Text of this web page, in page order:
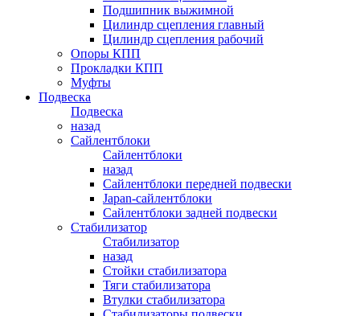
Подшипник выжимной
Цилиндр сцепления главный
Цилиндр сцепления рабочий
Опоры КПП
Прокладки КПП
Муфты
Подвеска
Подвеска
назад
Сайлентблоки
Сайлентблоки
назад
Сайлентблоки передней подвески
Japan-сайлентблоки
Сайлентблоки задней подвески
Стабилизатор
Стабилизатор
назад
Стойки стабилизатора
Тяги стабилизатора
Втулки стабилизатора